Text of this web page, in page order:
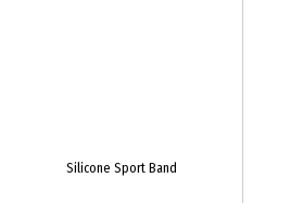
Silicone Sport Band